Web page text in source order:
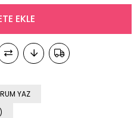
YAZ